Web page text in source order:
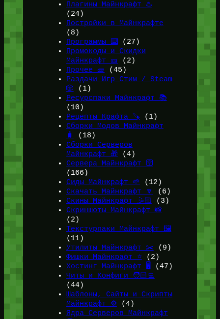
Плагины Майнкрафт ♨️
(24)
Постройки в Майнкрафте
(8)
Программы ⌨️(27)
Промокоды и Скидки
Майнкрафт 🎫
(2)
Прочее 🧱 (45)
Раздачи Игр Стим / Steam
🎲 (1)
Ресурспаки Майнкрафт 📚
(10)
Рецепты Крафта 🪚 (1)
Сборки Модов Майнкрафт
🧳
(18)
Сборки Серверов
Майнкрафт 🎁 (4)
Сервера Майнкрафт 🛜
(166)
Сиды Майнкрафт 🌱
(12)
Скачать Майнкрафт 🔽
(6)
Скины Майнкрафт 🤹🏻
(3)
Скриншоты Майнкрафт 📸
(2)
Текстурпаки Майнкрафт 🖼️
(11)
Утилиты Майнкрафт ✂️ (9)
Фишки Майнкрафт ⭐(2)
Хостинг Майнкрафт 🖥️ (47)
Читы и Конфиги 🧑🏻‍💻
(44)
Шаблоны, Сайты и Скрипты
Майнкрафт ⚙️ (4)
Ядра Серверов Майнкрафт